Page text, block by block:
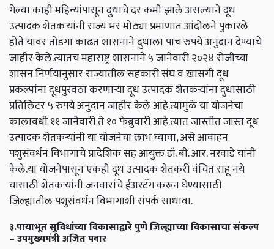
गेल्या काही महिन्यांपासून दुधाचे दर कमी झाले असल्याने दूध
उत्पादक शेतकऱ्यांनी राज्य भर मोठ्या प्रमाणात आंदोलने पुकारले
होते यावर तोडगा काढत शासनाने दुधाला पाच रुपये अनुदान देण्याचे
जाहीर केले.त्यातच महाराष्ट्र शासनाने ५ जानेवारी २०२४ रोजीच्या
शासन निर्णयानुसार राज्यातील सहकारी संघ व खासगी दूध
प्रकल्पांना दूधपुरवठा करणाऱ्या दूध उत्पादक शेतकऱ्यांना दुधासाठी
प्रतिलिटर ५ रुपये अनुदान जाहीर केले आहे.त्यामुळे या योजनेचा
कालावधी ११ जानेवारी ते १० फेब्रुवारी आहे.त्यात जास्तीत जास्त दूध
उत्पादक शेतकऱ्यांनी या योजनेचा लाभ घ्यावा, असे आवाहन
पशुसंवर्धन विभागाचे प्रादेशिक सह आयुक्त डॉ. बी. आर. नरवाडे यांनी
केले.या योजनेपासून एकही दूध उत्पादक शेतकरी वंचित राहू नये
यासाठी शेतकऱ्यांनी जनवारांचे ईअरटॅग करून घेण्यासाठी
जिल्ह्यातील पशुसंवर्धन विभागाशी संपर्क साधावा.
३.पायाभूत सुविधांच्या विकासाद्वारे पुणे जिल्ह्याच्या विकासाचा संकल्प
– उपमुख्यमंत्री अजित पवार